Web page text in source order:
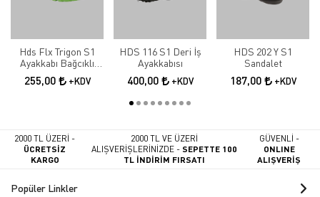
Hds Flx Trigon S1
Ayakkabı Bağcıklı
Yeşil İş Ayakkabısı
255,00 +KDV
HDS 116 S1 Deri İş
Ayakkabısı
400,00 +KDV
HDS 202 Y S1
Sandalet
187,00 +KDV
2000 TL ÜZERİ -
ÜCRETSİZ
KARGO
2000 TL VE ÜZERİ
ALIŞVERİŞLERİNİZDE -SEPETTE 100
TL İNDİRİM FIRSATI
GÜVENLİ -
ONLINE
ALIŞVERİŞ
Popüler Linkler